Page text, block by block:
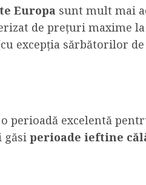
Europa sunt mult mai
de prețuri maxime
excepția sărbătorilor de
perioadă excelentă
găsi perioade ieftine